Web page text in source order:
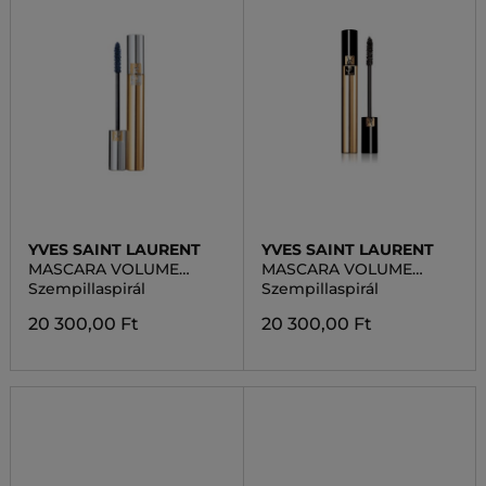
YVES SAINT LAURENT
MASCARA VOLUME
EFFECT FAUX CILS
Szempillaspirál
20 300,00 Ft
YVES SAINT LAURENT
MASCARA VOLUME
EFFET FAUX CILS
RADICAL
Szempillaspirál
20 300,00 Ft